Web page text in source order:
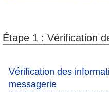
Étape 1 : Vérification
Vérification des
messagerie